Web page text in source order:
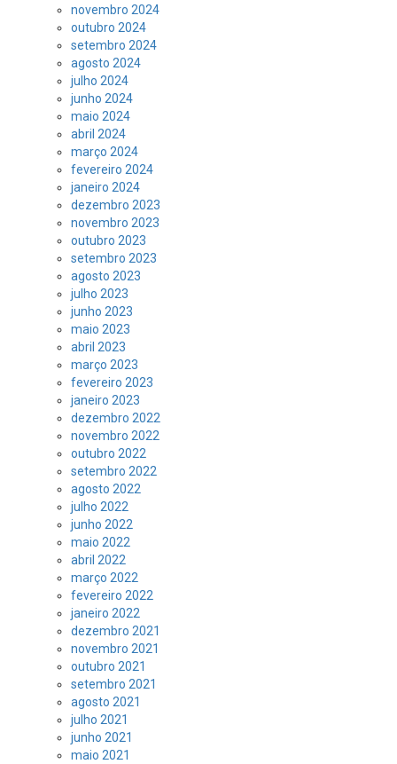
novembro 2024
outubro 2024
setembro 2024
agosto 2024
julho 2024
junho 2024
maio 2024
abril 2024
março 2024
fevereiro 2024
janeiro 2024
dezembro 2023
novembro 2023
outubro 2023
setembro 2023
agosto 2023
julho 2023
junho 2023
maio 2023
abril 2023
março 2023
fevereiro 2023
janeiro 2023
dezembro 2022
novembro 2022
outubro 2022
setembro 2022
agosto 2022
julho 2022
junho 2022
maio 2022
abril 2022
março 2022
fevereiro 2022
janeiro 2022
dezembro 2021
novembro 2021
outubro 2021
setembro 2021
agosto 2021
julho 2021
junho 2021
maio 2021